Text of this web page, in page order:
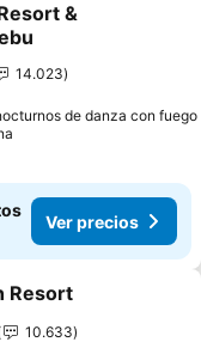
favoritos
&
14.023
de danza con fuego
Ver precios
favoritos
Resort
10.633